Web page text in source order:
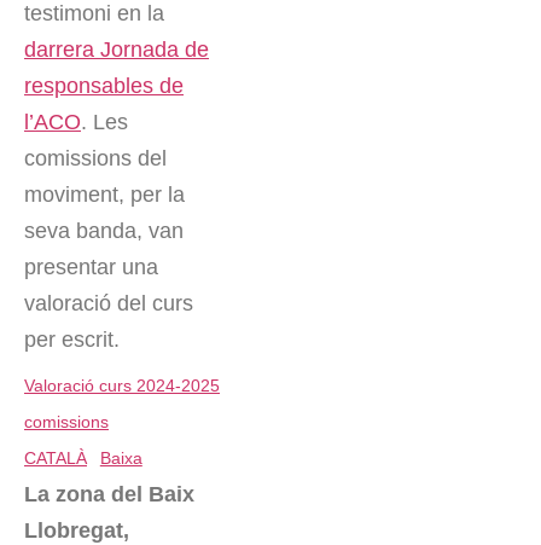
testimoni en la
darrera Jornada de
responsables de
l’ACO. Les
comissions del
moviment, per la
seva banda, van
presentar una
valoració del curs
per escrit.
Valoració curs 2024-2025
comissions
CATALÀ
Baixa
La zona del Baix
Llobregat,